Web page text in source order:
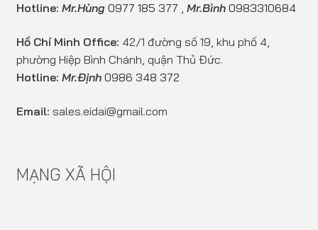
Hotline: Mr.Hùng 0977 185 377 , Mr.Bình 0983310684
Hồ Chí Minh Office: 42/1 đường số 19, khu phố 4,
phường Hiệp Bình Chánh, quận Thủ Đức.
Hotline: Mr.Định 0986 348 372
Email: sales.eidai@gmail.com
MẠNG XÃ HỘI